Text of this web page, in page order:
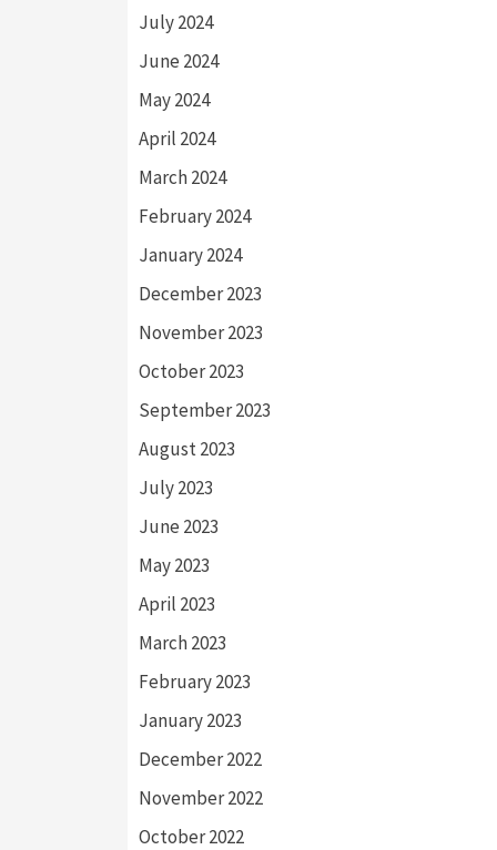
July 2024
June 2024
May 2024
April 2024
March 2024
February 2024
January 2024
December 2023
November 2023
October 2023
September 2023
August 2023
July 2023
June 2023
May 2023
April 2023
March 2023
February 2023
January 2023
December 2022
November 2022
October 2022